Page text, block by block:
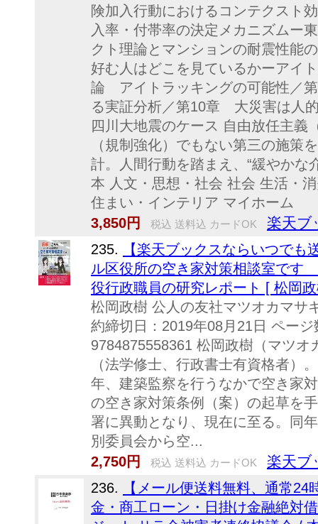
険加入行動におけるコンテクスト
入率・付帯率の決定メカニズム
クト理論とマンションの耐震性能
好む人はどこを見ているかーアイ
論 アイトラッキングの可能性／
る実証分析／第10章 大災害は人
四川大地震のケース 自由放任主義
（規制強化）でもない第三の施策
計。人間行動を踏まえ、“緩やかな
本 人文・思想・社会 社会 生活・
住まい・インテリア マイホーム
3,850円
税込 送料込 カードOK 楽天ブ
235.
【楽天ブックスならいつで
ル区役所の空き家対策相談室です
役行政職員の研究レポート [ 松岡
松岡政樹 公人の友社マツオカマサ
約締切日：2019年08月21日 ペー
9784875558361 松岡政樹（マツ
（法学修士、行政書士有資格者）
年、建築監察を行うなかで空き家
の空き家対策条例（案）の起草を
署に異動となり、現在に至る。同
別委員会から空...
2,750円
税込 送料込 カードOK 楽天ブ
236.
【メール便送料無料、通常
金・商工ローン・日掛け金融絶対